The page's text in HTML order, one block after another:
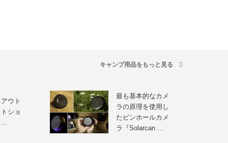
キャンプ用品をもっと見る
ウト
ショ
…
最も基本的なカメ
ラの原理を使用し
たピンホールカメ
ラ『Solarcan …